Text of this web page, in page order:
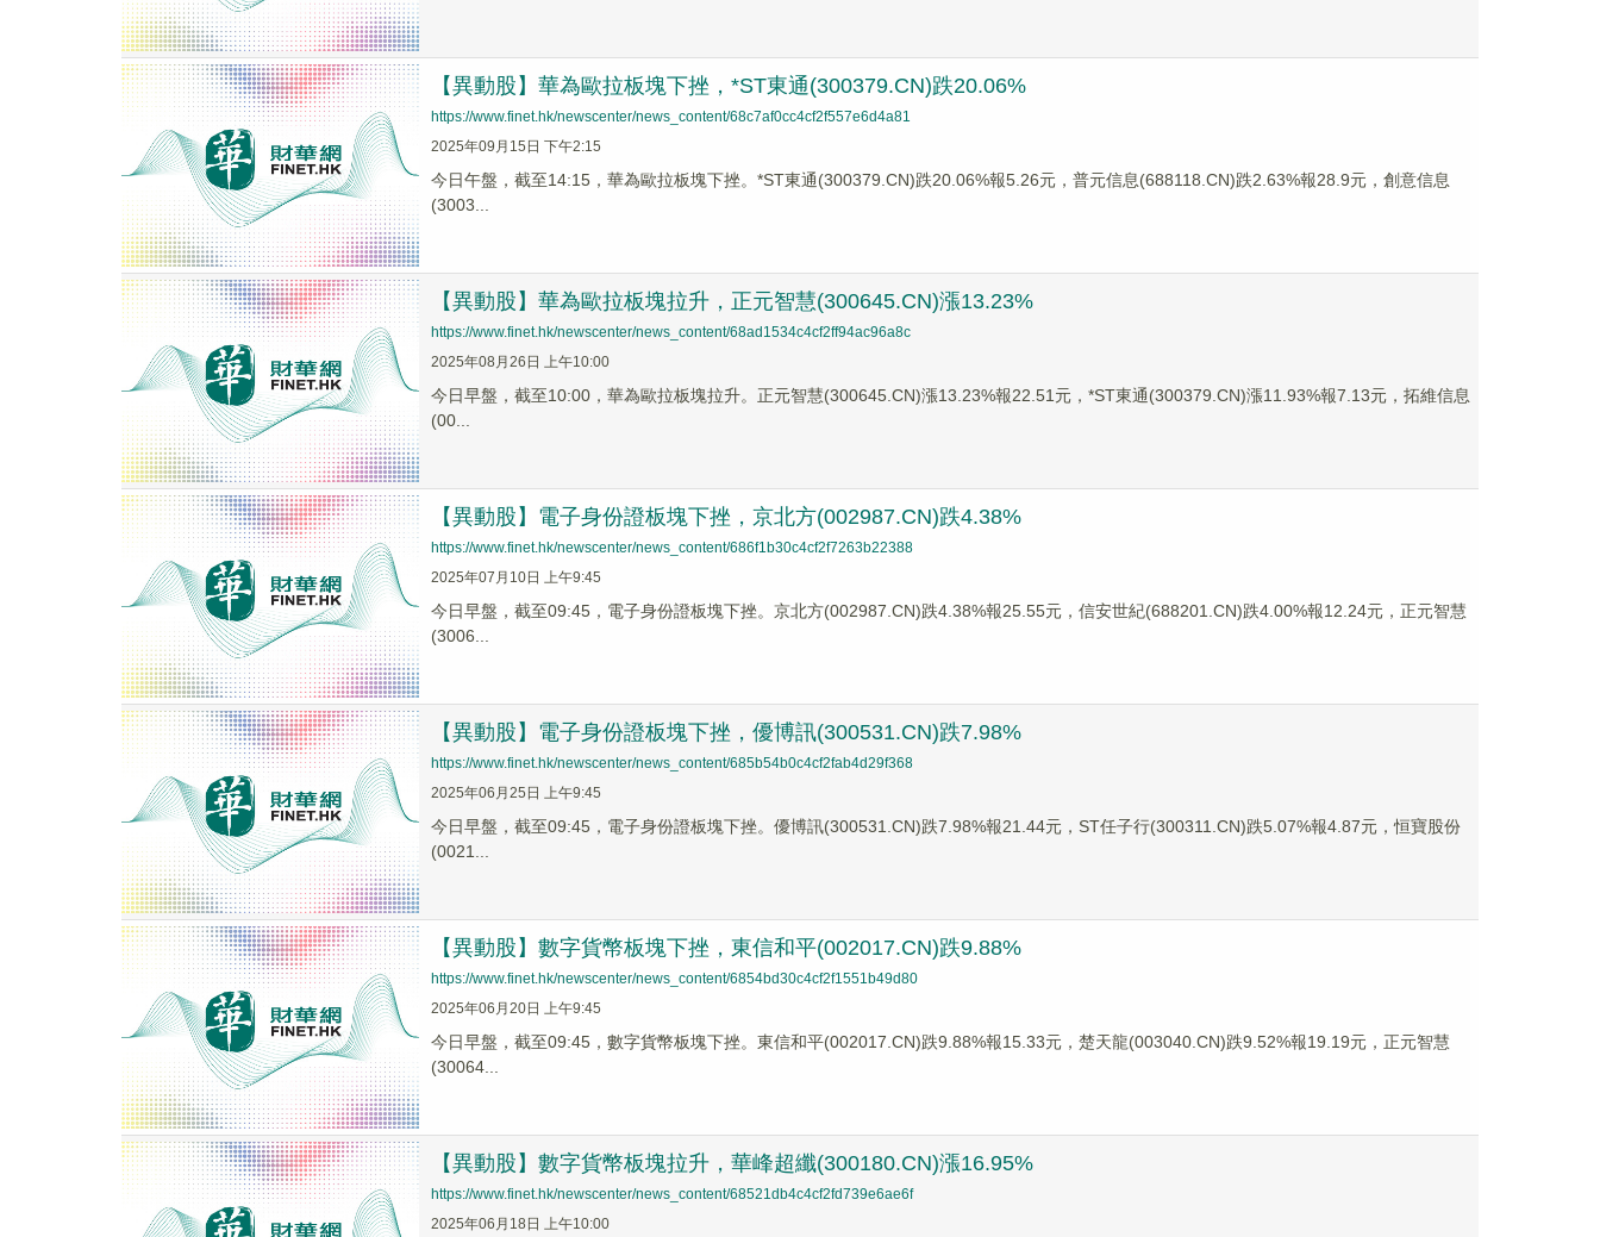
【異動股】華為歐拉板塊下挫，*ST東通(300379.CN)跌20.06%
https://www.finet.hk/newscenter/news_content/68c7af0cc4cf2f557e6d4a81
2025年09月15日 下午2:15
今日午盤，截至14:15，華為歐拉板塊下挫。*ST東通(300379.CN)跌20.06%報5.26元，普元信息(688118.CN)跌2.63%報28.9元，創意信息
(3003...
【異動股】華為歐拉板塊拉升，正元智慧(300645.CN)漲13.23%
https://www.finet.hk/newscenter/news_content/68ad1534c4cf2ff94ac96a8c
2025年08月26日 上午10:00
今日早盤，截至10:00，華為歐拉板塊拉升。正元智慧(300645.CN)漲13.23%報22.51元，*ST東通(300379.CN)漲11.93%報7.13元，拓維信息
(00...
【異動股】電子身份證板塊下挫，京北方(002987.CN)跌4.38%
https://www.finet.hk/newscenter/news_content/686f1b30c4cf2f7263b22388
2025年07月10日 上午9:45
今日早盤，截至09:45，電子身份證板塊下挫。京北方(002987.CN)跌4.38%報25.55元，信安世紀(688201.CN)跌4.00%報12.24元，正元智慧
(3006...
【異動股】電子身份證板塊下挫，優博訊(300531.CN)跌7.98%
https://www.finet.hk/newscenter/news_content/685b54b0c4cf2fab4d29f368
2025年06月25日 上午9:45
今日早盤，截至09:45，電子身份證板塊下挫。優博訊(300531.CN)跌7.98%報21.44元，ST任子行(300311.CN)跌5.07%報4.87元，恒寶股份
(0021...
【異動股】數字貨幣板塊下挫，東信和平(002017.CN)跌9.88%
https://www.finet.hk/newscenter/news_content/6854bd30c4cf2f1551b49d80
2025年06月20日 上午9:45
今日早盤，截至09:45，數字貨幣板塊下挫。東信和平(002017.CN)跌9.88%報15.33元，楚天龍(003040.CN)跌9.52%報19.19元，正元智慧
(30064...
【異動股】數字貨幣板塊拉升，華峰超纖(300180.CN)漲16.95%
https://www.finet.hk/newscenter/news_content/68521db4c4cf2fd739e6ae6f
2025年06月18日 上午10:00